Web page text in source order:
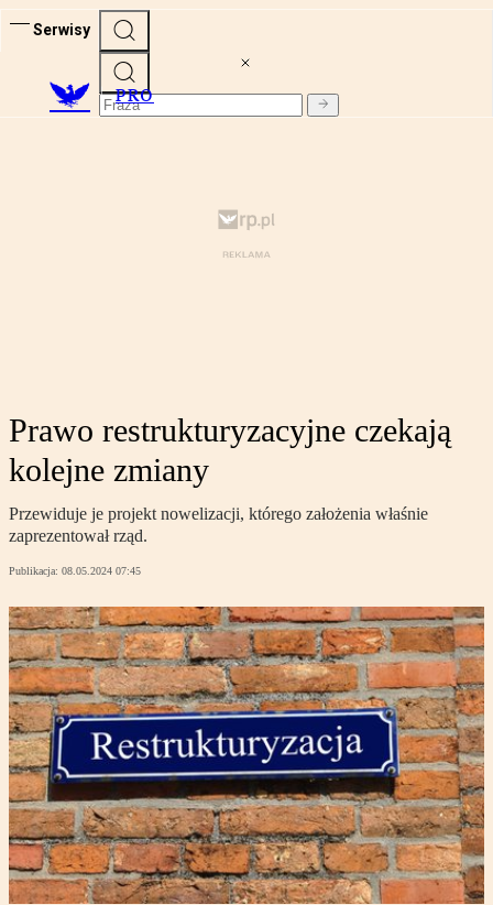
Serwisy
PRO
Prawo restrukturyzacyjne czekają
kolejne zmiany
Przewiduje je projekt nowelizacji, którego założenia właśnie
zaprezentował rząd.
Publikacja: 08.05.2024 07:45